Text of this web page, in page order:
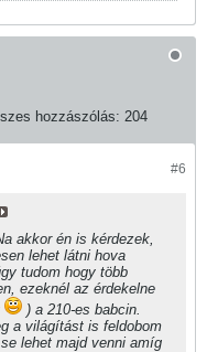
hozzászólás: 204
#6
akkor én is kérdezek,
lehet látni hova
tudom hogy több
ezeknél az érdekelne
) a 210-es babcin.
a világítást is feldobom
lehet majd venni amíg